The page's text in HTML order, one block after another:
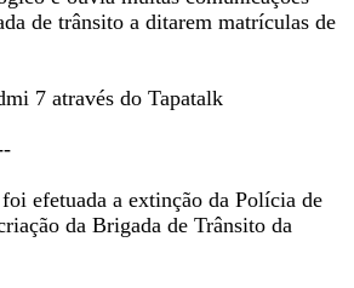
de trânsito a ditarem matrículas de
7 através do Tapatalk
efetuada a extinção da Polícia de
da Brigada de Trânsito da